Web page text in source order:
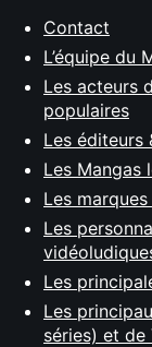
Contact
L’équipe du
Les acteurs
populaires
Les éditeurs
Les Mangas
Les
Les
Les
Les
séries) et de